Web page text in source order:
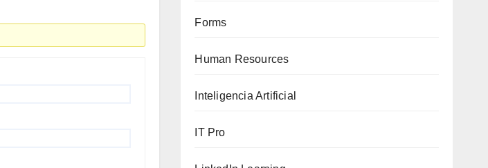
Forms
Human Resources
Inteligencia Artificial
IT Pro